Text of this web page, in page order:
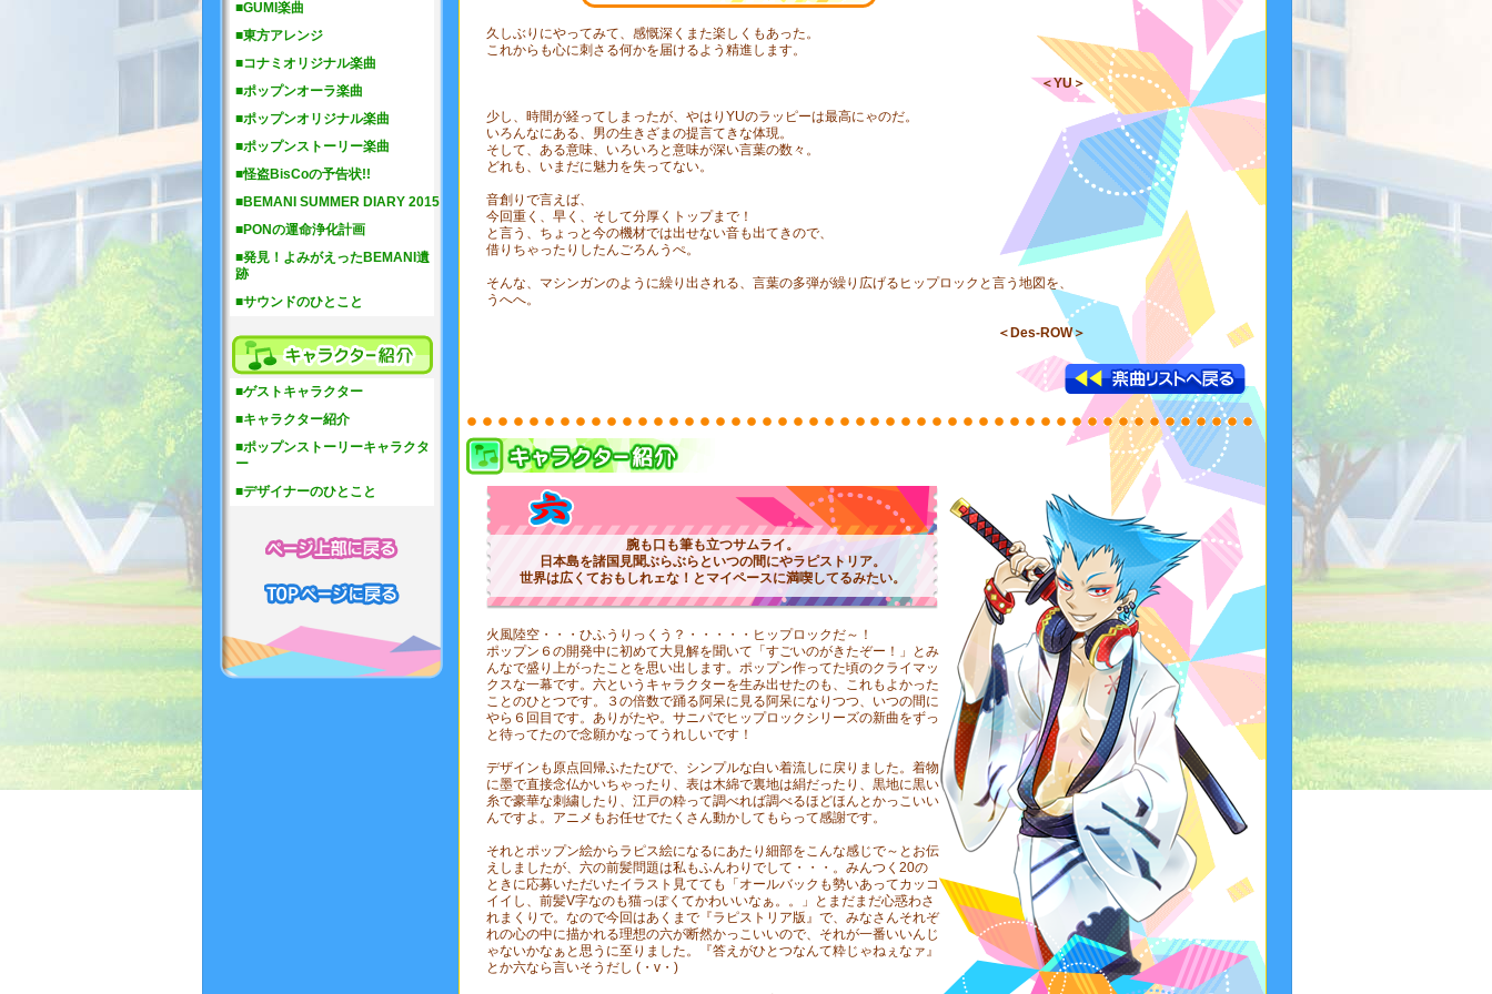
■GUMI楽曲
■東方アレンジ
■コナミオリジナル楽曲
■ポップンオーラ楽曲
■ポップンオリジナル楽曲
■ポップンストーリー楽曲
■怪盗BisCoの予告状!!
■BEMANI SUMMER DIARY 2015
■PONの運命浄化計画
■発見！よみがえったBEMANI遺
跡
■サウンドのひとこと
■ゲストキャラクター
■キャラクター紹介
■ポップンストーリーキャラクタ
ー
■デザイナーのひとこと
久しぶりにやってみて、感慨深くまた楽しくもあった。
これからも心に刺さる何かを届けるよう精進します。
＜YU＞
少し、時間が経ってしまったが、やはりYUのラッピーは最高にゃのだ。
いろんなにある、男の生きざまの提言てきな体現。
そして、ある意味、いろいろと意味が深い言葉の数々。
どれも、いまだに魅力を失ってない。
音創りで言えば、
今回重く、早く、そして分厚くトップまで！
と言う、ちょっと今の機材では出せない音も出てきので、
借りちゃったりしたんごろんうぺ。
そんな、マシンガンのように繰り出される、言葉の多弾が繰り広げるヒップロックと言う地図を、
うへへ。
＜Des-ROW＞
楽曲リストへ戻る
腕も口も筆も立つサムライ。
日本島を諸国見聞ぶらぶらといつの間にやラピストリア。
世界は広くておもしれェな！とマイペースに満喫してるみたい。
火風陸空・・・ひふうりっくう？・・・・・ヒップロックだ～！
ポップン６の開発中に初めて大見解を聞いて「すごいのがきたぞー！」とみ
んなで盛り上がったことを思い出します。ポップン作ってた頃のクライマッ
クスな一幕です。六というキャラクターを生み出せたのも、これもよかった
ことのひとつです。３の倍数で踊る阿呆に見る阿呆になりつつ、いつの間に
やら６回目です。ありがたや。サニパでヒップロックシリーズの新曲をずっ
と待ってたので念願かなってうれしいです！
デザインも原点回帰ふたたびで、シンプルな白い着流しに戻りました。着物
に墨で直接念仏かいちゃったり、表は木綿で裏地は絹だったり、黒地に黒い
糸で豪華な刺繍したり、江戸の粋って調べれば調べるほどほんとかっこいい
んですよ。アニメもお任せでたくさん動かしてもらって感謝です。
それとポップン絵からラピス絵になるにあたり細部をこんな感じで～とお伝
えしましたが、六の前髪問題は私もふんわりでして・・・。みんつく20の
ときに応募いただいたイラスト見てても「オールバックも勢いあってカッコ
イイし、前髪V字なのも猫っぽくてかわいいなぁ。。」とまだまだ心惑わさ
れまくりで。なので今回はあくまで『ラピストリア版』で、みなさんそれぞ
れの心の中に描かれる理想の六が断然かっこいいので、それが一番いいんじ
ゃないかなぁと思うに至りました。『答えがひとつなんて粋じゃねぇなァ』
とか六なら言いそうだし (・v・)